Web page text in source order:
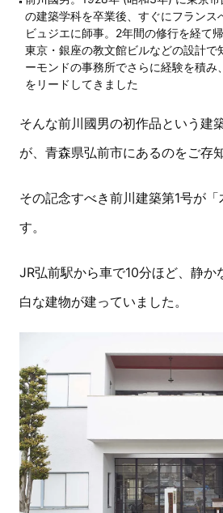
の建築学科を卒業後、すぐにフランス
ビュジエに師事。2年間の修行を経て
東京・銀座の教文館ビルなどの設計で
ーモンドの事務所でさらに経験を積み
をリードしてきました
そんな前川國男の初作品という建
が、青森県弘前市にあるのをご存
その記念すべき前川建築第1号が
す。
JR弘前駅から車で10分ほど、静か
白な建物が建っていました。